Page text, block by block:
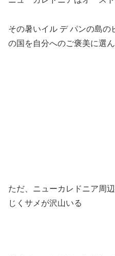
その暑いイル デ パンの島の
の国を自分へのご褒美に選
ただ、ニューカレドニア周
じくサメが沢山いる